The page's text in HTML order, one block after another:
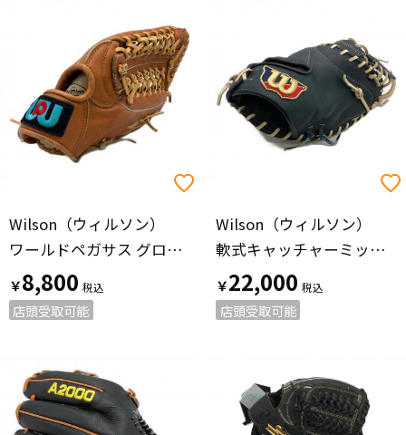
Wilson（ウィルソン）
ワールドペガサス グローブ ブラウン
￥8,800
店頭受取可能
Wilson（ウィルソン）
軟式キャッチャーミット ネイビー
￥22,000
店頭受取可能